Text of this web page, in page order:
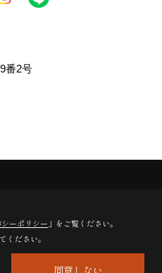
9番2号
Co.,Ltd. All Rights Reserved.
ーポリシー 」をご覧ください。
ください。
同意しない